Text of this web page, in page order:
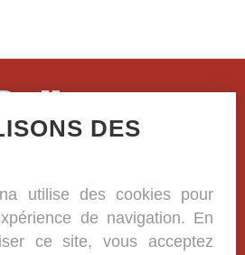
(0)57 33 38 81
0420.332.573
DES
utilise des cookies pour
de navigation. En
ce site, vous acceptez